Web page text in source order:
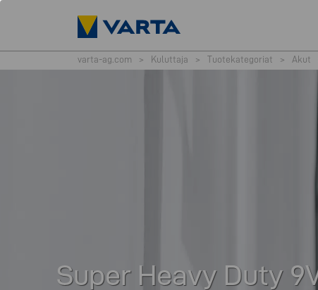
varta-ag.com > Kuluttaja > Tuotekategoriat > Akut
Super Heavy Duty